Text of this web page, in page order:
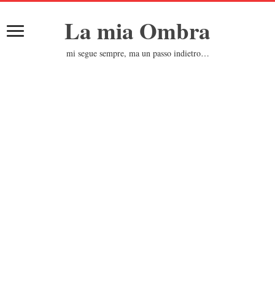
La mia Ombra
mi segue sempre, ma un passo indietro…